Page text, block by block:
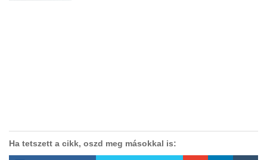
Ha tetszett a cikk, oszd meg másokkal is: